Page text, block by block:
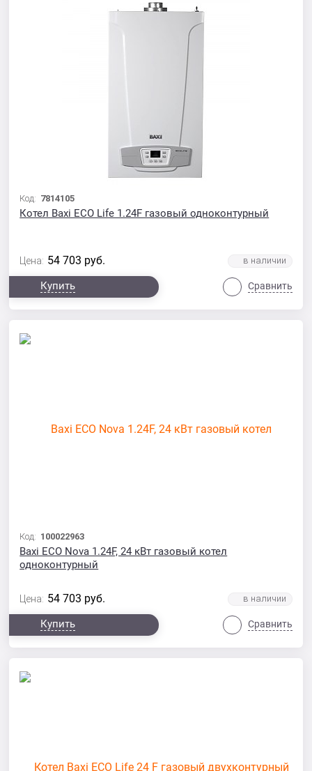
Код: 7814105
Котел Baxi ECO Life 1.24F газовый одноконтурный
Цена: 54 703 руб.
Купить Сравнить
Код: 100022963
Baxi ECO Nova 1.24F, 24 кВт газовый котел
одноконтурный
Цена: 54 703 руб.
Купить Сравнить